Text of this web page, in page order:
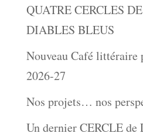
QUATRE CERCLES
DIABLES BLEUS
Nouveau Café littéraire
2026-27
Nos projets… nos
Un dernier CERCLE de